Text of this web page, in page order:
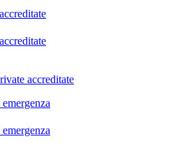
accreditate